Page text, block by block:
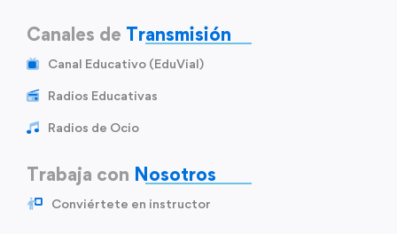
Canales de Transmisión
Canal Educativo (EduVial)
Radios Educativas
Radios de Ocio
Trabaja con Nosotros
Conviértete en instructor